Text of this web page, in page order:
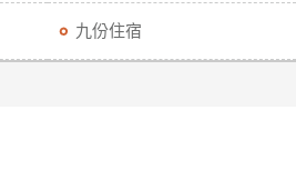
九份住宿